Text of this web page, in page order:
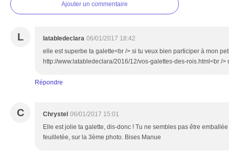
Ajouter un commentaire
L latabledeclara 06/01/2017 18:42
elle est superbe ta galette<br /> si tu veux bien participer à mon
http://www.latabledeclara/2016/12/vos-galettes-des-rois.html<br />
Répondre
C Chrystel 06/01/2017 15:01
Elle est jolie ta galette, dis-donc ! Tu ne sembles pas être
feuilletée, sur la 3ème photo. Bises Manue